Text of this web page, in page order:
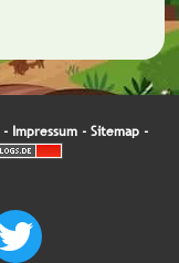
- Impressum - Sitemap -